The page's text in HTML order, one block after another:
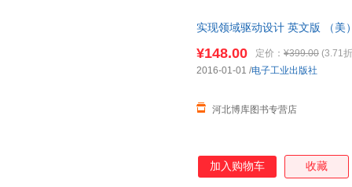
界上下文、上下文映射图和架
对于实例讲解 DDD 实现来说
起了一座桥梁，架构师和程序
实现领域驱动设计 英文版 （美
¥148.00 定价： ¥399.00 (3.71
河北博库图书专营店
2016-01-01 /电子工业出版社
加入购物车 收藏